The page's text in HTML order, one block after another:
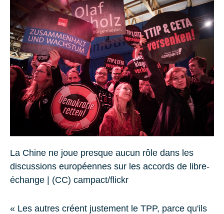
La Chine ne joue presque aucun rôle dans les
discussions européennes sur les accords de libre-
échange | (CC) campact/flickr
« Les autres créent justement le TPP, parce qu'ils